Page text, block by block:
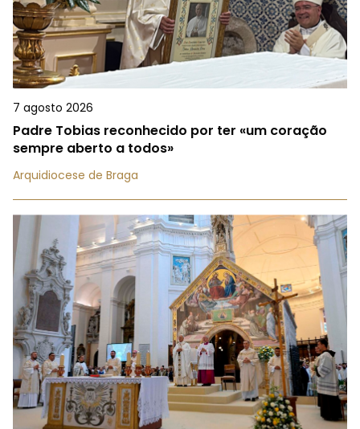
7 agosto 2026
Padre Tobias reconhecido por ter «um coração
sempre aberto a todos»
Arquidiocese de Braga